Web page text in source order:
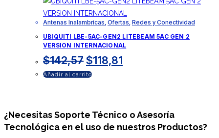
Antenas Inalambricas Ofertas Redes y Conectividad
UBIQUITI LBE-5AC-GEN2 LITEBEAM 5AC GEN 2
VERSION INTERNACIONAL
$142,57El
precio
original
$118,81
precio
Añadir al carrito
¿NecesitasSoporte Técnico o Asesoría
Tecnológica en el uso de nuestros Productos?